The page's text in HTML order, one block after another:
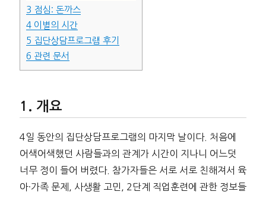
3 점심: 돈까스
4이별의 시간
5 집단상담프로그램 후기
6 관련 문서
개요
4일 동안의 집단상담프로그램의 마지막 날이다. 처음에
어색어색했던 사람들과의 관계가 시간이 지나니 어느덧
너무 정이 들어 버렸다. 참가자들은 서로 서로 친해져서 육
아·가족 문제, 사생활 고민, 2단계 직업훈련에 관한 정보들